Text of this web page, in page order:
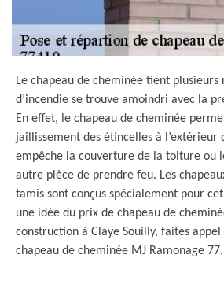
Le chapeau de cheminée tient plusieurs
d’incendie se trouve amoindri avec la
En effet, le chapeau de cheminée
jaillissement des étincelles à l’extérieur
empêche la couverture de la toiture ou
autre pièce de prendre feu. Les
tamis sont conçus spécialement pour
une idée du prix de chapeau de
construction à Claye Souilly, faites appel
chapeau de cheminée MJ Ramonage 77.